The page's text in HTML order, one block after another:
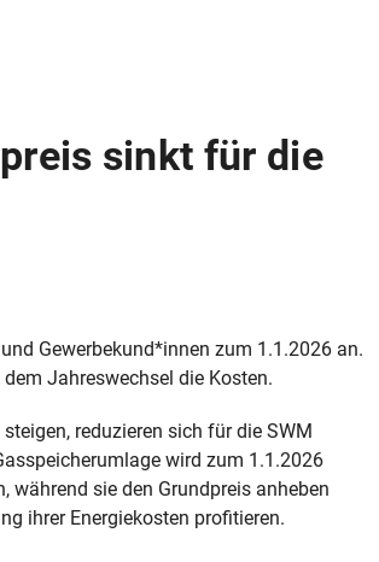
sinkt für die
Gewerbekund*innen zum 1.1.2026 an.
Jahreswechsel die Kosten.
reduzieren sich für die SWM
wird zum 1.1.2026
während sie den Grundpreis anheben
ihrer Energiekosten profitieren.